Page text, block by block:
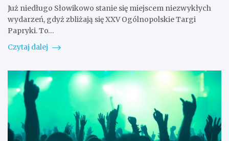
Już niedługo Słowikowo stanie się miejscem niezwykłych
wydarzeń, gdyż zbliżają się XXV Ogólnopolskie Targi
Papryki. To…
Czytaj dalej